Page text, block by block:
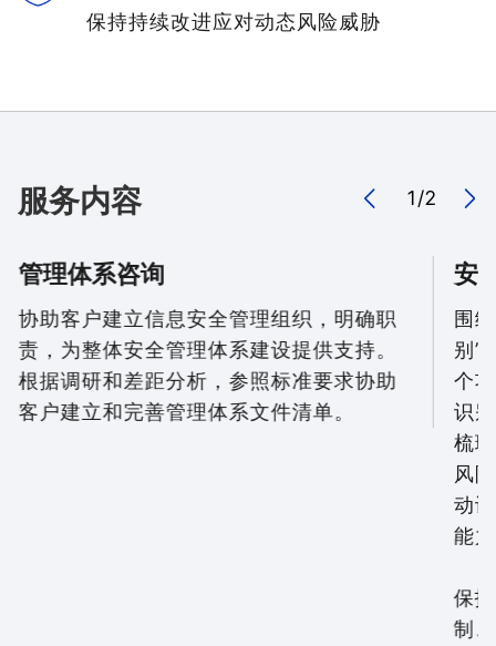
保持持续改进应对动态风险威胁
服务内容 1/2
管理体系咨询
协助客户建立信息安全管理组织，明确职
责，为整体安全管理体系建设提供支持。
根据调研和差距分析，参照标准要求协助
客户建立和完善管理体系文件清单。
安
围
别”
个
识
梳
风
动
能
保
制